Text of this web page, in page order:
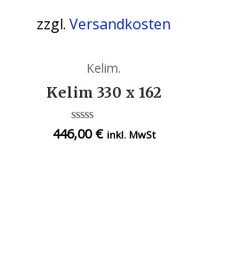
zzgl.Versandkosten
Kelim.
Kelim 330 x 162
Bewertet
mit
446,00€ inkl. MwSt